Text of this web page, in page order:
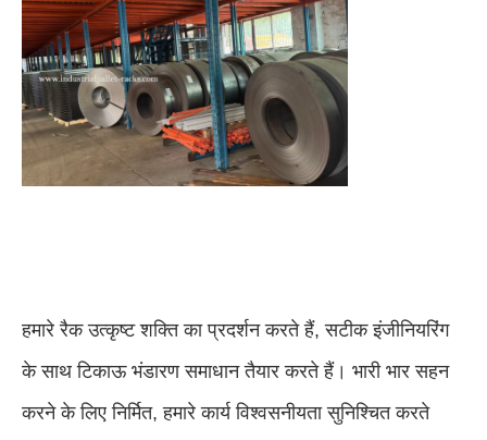
हमारे रैक उत्कृष्ट शक्ति का प्रदर्शन करते हैं, सटीक इंजीनियरिंग
के साथ टिकाऊ भंडारण समाधान तैयार करते हैं। भारी भार सहन
करने के लिए निर्मित, हमारे कार्य विश्वसनीयता सुनिश्चित करते